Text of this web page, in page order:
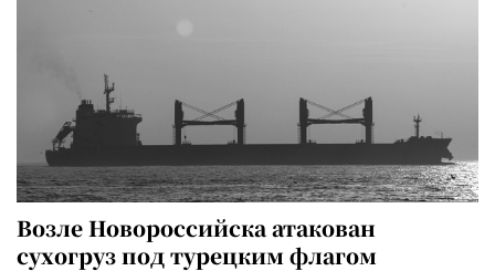
Возле Новороссийска атакован
сухогруз под турецким флагом